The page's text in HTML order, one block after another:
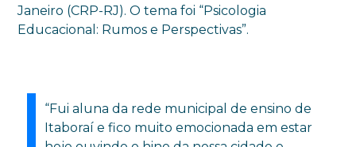
Janeiro (CRP-RJ). O tema foi “Psicologia
Educacional: Rumos e Perspectivas”.
“Fui aluna da rede municipal de ensino de
Itaboraí e fico muito emocionada em estar